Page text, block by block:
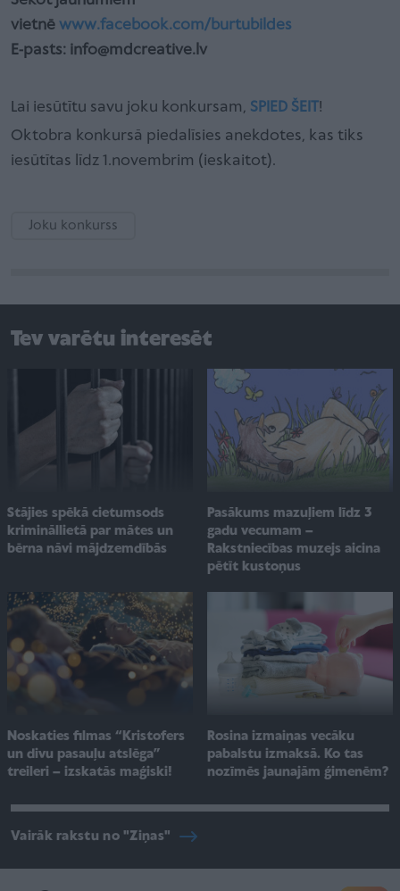
vietnē www.facebook.com/burtubildes
E-pasts: info@mdcreative.lv
Lai iesūtītu savu joku konkursam, SPIED ŠEIT!
Oktobra konkursā piedalīsies anekdotes, kas tiks
iesūtītas līdz 1.novembrim (ieskaitot).
Joku konkurss
Tev varētu interesēt
Stājies spēkā cietumsods
krimināllietā par mātes un
bērna nāvi mājdzemdībās
Pasākums mazuļiem līdz 3
gadu vecumam –
Rakstniecības muzejs aicina
pētīt kustoņus
Noskaties filmas “Kristofers
un divu pasauļu atslēga”
treileri – izskatās maģiski!
Rosina izmaiņas vecāku
pabalstu izmaksā. Ko tas
nozīmēs jaunajām ģimenēm?
Vairāk rakstu no "Ziņas"